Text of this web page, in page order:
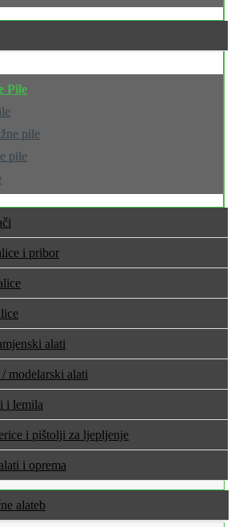
Pile
pile
pile
i pribor
alati
modelarski alati
i lemila
i pištolji za ljepljenje
i oprema
alate